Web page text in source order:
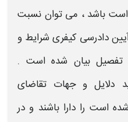
است باشد ، می توان نسبت
دادرسی کیفری شرایط و
تفصیل بیان شده است .
دلایل و جهات تقاضای
است را دارا باشند و در